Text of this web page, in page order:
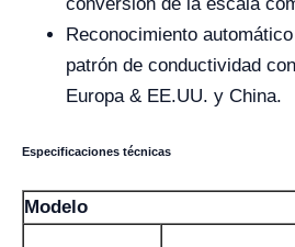
Reconocimiento
patrón de conductividad
Europa & EE.UU. y China.
Especificaciones técnicas
Modelo